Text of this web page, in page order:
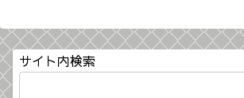
サイト内検索